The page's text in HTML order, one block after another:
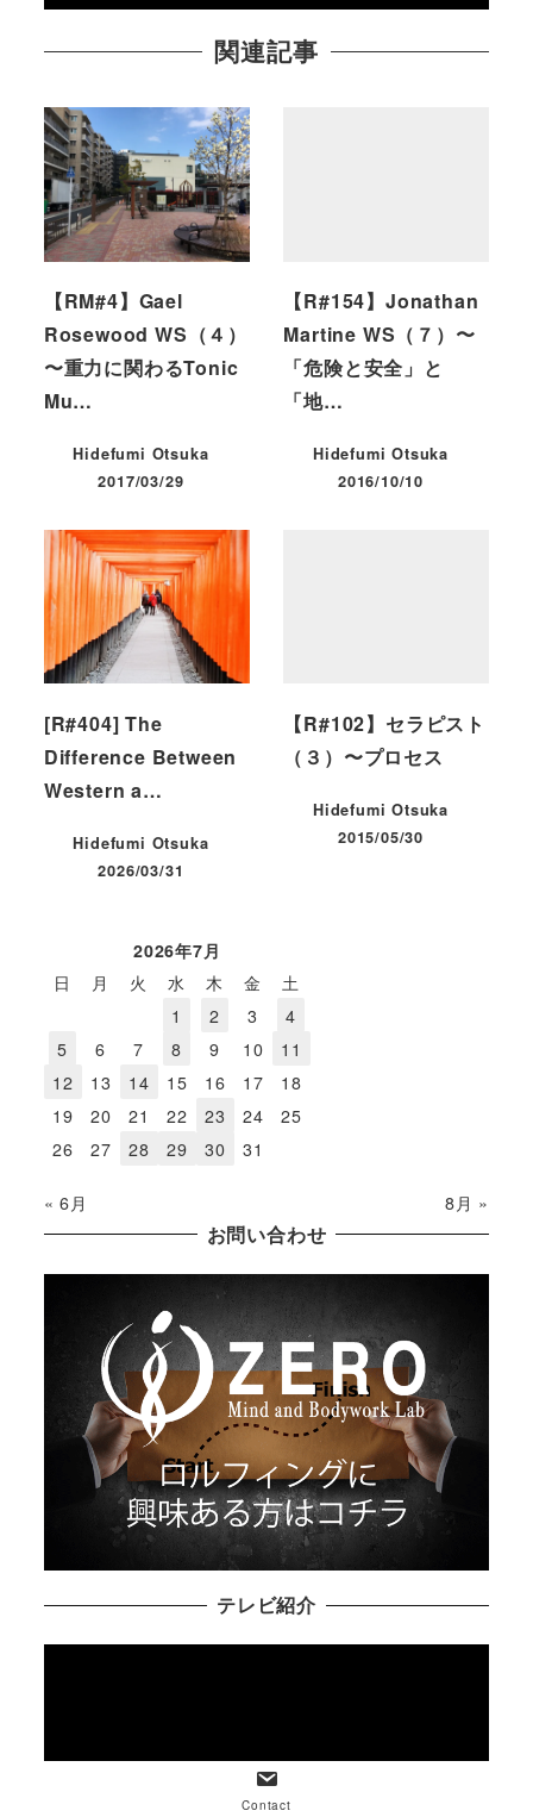
関連記事
【RM#4】Gael
Rosewood WS（４）
〜重力に関わるTonic
Mu…
Hidefumi Otsuka
投稿日
2017/03/29
【R#154】Jonathan
Martine WS（７）〜
「危険と安全」と
「地…
Hidefumi Otsuka
投稿日
2016/10/10
[R#404] The
Difference Between
Western a…
Hidefumi Otsuka
投稿日
2026/03/31
【R#102】セラピスト
（３）〜プロセス
Hidefumi Otsuka
投稿日
2015/05/30
2026年7月
日
月 火 水 木 金
土
1
2 3
4
5
6 7 8 9 10
11
12
13 14 15 16 17
18
19
20 21 22 23 24
25
26
27 28 29 30 31
« 6月 8月 »
お問い合わせ
テレビ紹介
Contact